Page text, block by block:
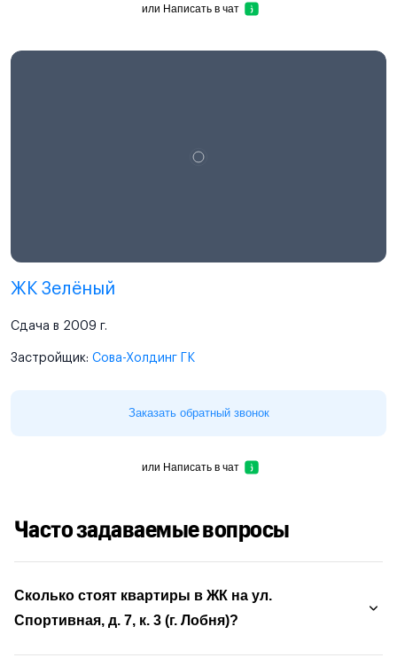
или Написать в чат
ЖК Зелёный
Сдача в 2009 г.
Застройщик: Сова-Холдинг ГК
Заказать обратный звонок
или Написать в чат
Часто задаваемые вопросы
Сколько стоят квартиры в ЖК на ул.
Спортивная, д. 7, к. 3 (г. Лобня)?